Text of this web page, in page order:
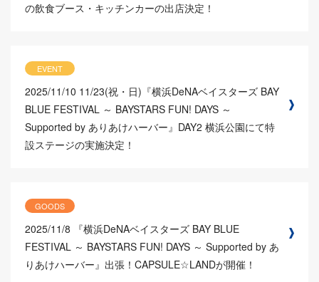
の飲食ブース・キッチンカーの出店決定！
EVENT
2025/11/10 11/23(祝・日)『横浜DeNAベイスターズ BAY
BLUE FESTIVAL ～ BAYSTARS FUN! DAYS ～
Supported by ありあけハーバー』DAY2 横浜公園にて特
設ステージの実施決定！
GOODS
2025/11/8
『横浜DeNAベイスターズ BAY BLUE
FESTIVAL ～ BAYSTARS FUN! DAYS ～ Supported by あ
りあけハーバー』出張！CAPSULE☆LANDが開催！